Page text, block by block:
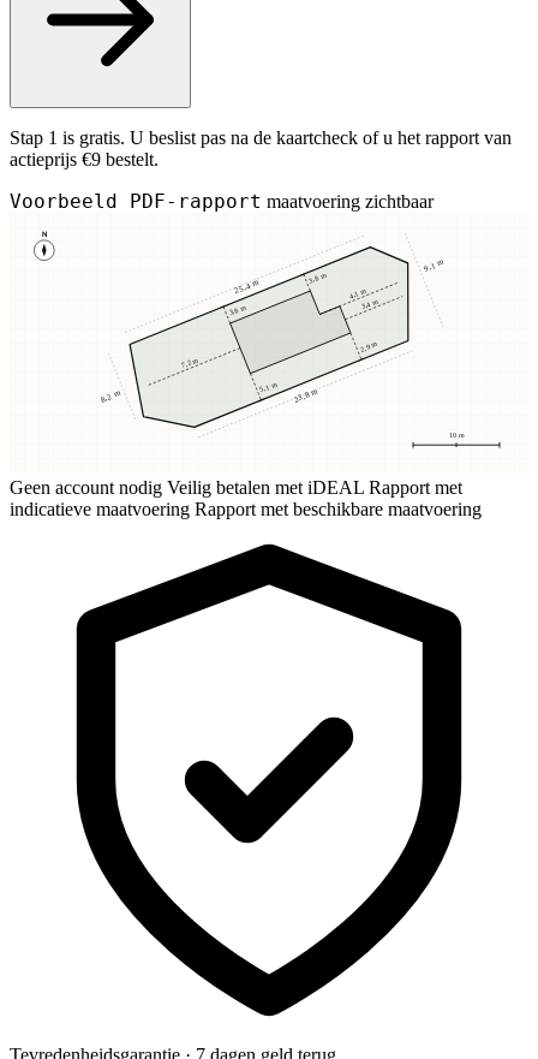
Stap 1 is gratis. U beslist pas na de kaartcheck of u het rapport van
actieprijs €9 bestelt.
Voorbeeld PDF-rapport maatvoering zichtbaar
N
10 m
3,8 m
3,8 m
5,1 m
2,9 m
7,2 m
3,4 m
4,1 m
25,4 m
23,8 m
8,2 m
9,1 m
Geen account nodig Veilig betalen met iDEAL Rapport met
indicatieve maatvoering Rapport met beschikbare maatvoering
Tevredenheidsgarantie · 7 dagen geld terug